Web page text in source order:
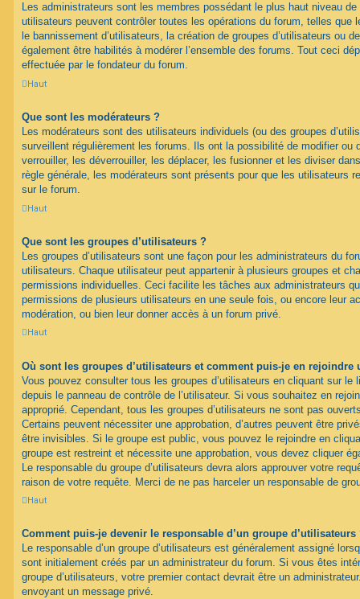
Les administrateurs sont les membres possédant le plus haut niveau
utilisateurs peuvent contrôler toutes les opérations du forum, telles que
le bannissement d’utilisateurs, la création de groupes d’utilisateurs ou
également être habilités à modérer l’ensemble des forums. Tout ceci
effectuée par le fondateur du forum.
Haut
Que sont les modérateurs ?
Les modérateurs sont des utilisateurs individuels (ou des groupes
surveillent régulièrement les forums. Ils ont la possibilité de modifier ou
verrouiller, les déverrouiller, les déplacer, les fusionner et les diviser
règle générale, les modérateurs sont présents pour que les utilisateurs
sur le forum.
Haut
Que sont les groupes d’utilisateurs ?
Les groupes d’utilisateurs sont une façon pour les administrateurs du
utilisateurs. Chaque utilisateur peut appartenir à plusieurs groupes et
permissions individuelles. Ceci facilite les tâches aux administrateurs
permissions de plusieurs utilisateurs en une seule fois, ou encore leur
modération, ou bien leur donner accès à un forum privé.
Haut
Où sont les groupes d’utilisateurs et comment puis-je en rejoindre
Vous pouvez consulter tous les groupes d’utilisateurs en cliquant sur le
depuis le panneau de contrôle de l’utilisateur. Si vous souhaitez en
approprié. Cependant, tous les groupes d’utilisateurs ne sont pas
Certains peuvent nécessiter une approbation, d’autres peuvent être
être invisibles. Si le groupe est public, vous pouvez le rejoindre en
groupe est restreint et nécessite une approbation, vous devez cliquer
Le responsable du groupe d’utilisateurs devra alors approuver votre
raison de votre requête. Merci de ne pas harceler un responsable de
Haut
Comment puis-je devenir le responsable d’un groupe d’utilisateurs
Le responsable d’un groupe d’utilisateurs est généralement assigné
sont initialement créés par un administrateur du forum. Si vous êtes
groupe d’utilisateurs, votre premier contact devrait être un
envoyant un message privé.